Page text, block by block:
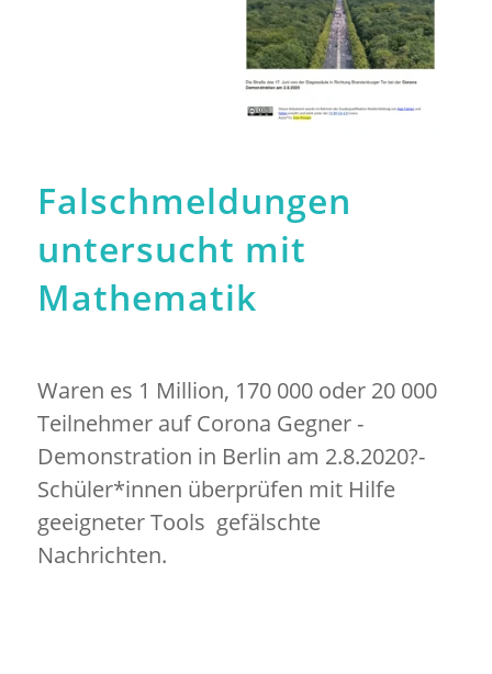
Falschmeldungen
untersucht mit
Mathematik
Waren es 1 Million, 170 000 oder 20 000
Teilnehmer auf Corona Gegner -
Demonstration in Berlin am 2.8.2020?-
Schüler*innen überprüfen mit Hilfe
geeigneter Tools gefälschte
Nachrichten.